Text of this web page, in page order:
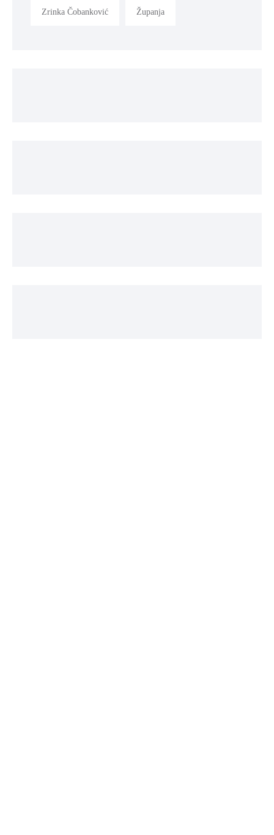
Zrinka Čobanković Županja